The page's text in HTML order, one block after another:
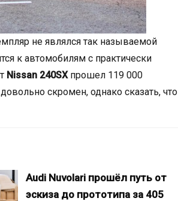
не являлся так называемой
к автомобилям с практически
Nissan 240SXпрошел 119 000
скромен, однако сказать, что
Audi Nuvolari прошёл путь от
эскиза до прототипа за 405